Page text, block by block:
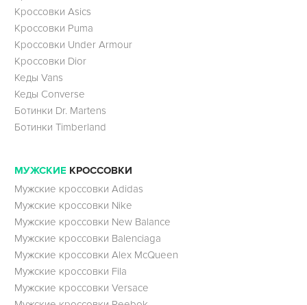
Кроссовки Asics
Кроссовки Puma
Кроссовки Under Armour
Кроссовки Dior
Кеды Vans
Кеды Converse
Ботинки Dr. Martens
Ботинки Timberland
МУЖСКИЕ КРОССОВКИ
Мужские кроссовки Adidas
Мужские кроссовки Nike
Мужские кроссовки New Balance
Мужские кроссовки Balenciaga
Мужские кроссовки Alex McQueen
Мужские кроссовки Fila
Мужские кроссовки Versace